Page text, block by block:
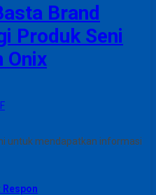
Brand
Produk Seni
Onix
untuk mendapatkan informasi
Respon